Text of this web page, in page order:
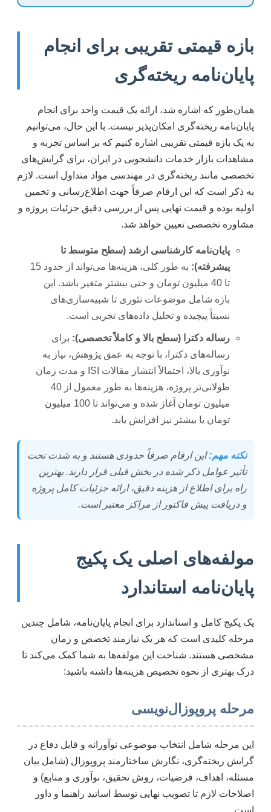
بازه قیمتی تقریبی برای انجام
پایان‌نامه ریخته‌گری
همان‌طور که اشاره شد، ارائه یک قیمت واحد برای انجام
پایان‌نامه ریخته‌گری امکان‌پذیر نیست. با این حال، می‌توانیم
به یک بازه قیمتی تقریبی اشاره کنیم که بر اساس تجربه و
مشاهدات بازار خدمات دانشجویی در ایران، برای گرایش‌های
تخصصی مانند ریخته‌گری در مهندسی مواد متداول است. لازم
به ذکر است که این ارقام صرفاً جهت اطلاع‌رسانی و تخمین
اولیه بوده و قیمت نهایی پس از بررسی دقیق جزئیات پروژه و
مشاوره تخصصی تعیین خواهد شد.
پایان‌نامه کارشناسی ارشد (سطح متوسط تا
پیشرفته):
به طور کلی، هزینه‌ها می‌تواند از حدود 15
تا 40 میلیون تومان و حتی بیشتر متغیر باشد. این
بازه شامل موضوعات تئوری تا شبیه‌سازی‌های
نسبتاً پیچیده و تحلیل داده‌های تجربی است.
رساله دکترا (سطح بالا و کاملاً تخصصی): برای
رساله‌های دکترا، با توجه به عمق پژوهش، نیاز به
نوآوری بالا، احتمالاً انتشار مقالات ISI و مدت زمان
طولانی‌تر پروژه، هزینه‌ها به طور معمول از 40
میلیون تومان آغاز شده و می‌تواند تا 100 میلیون
تومان یا بیشتر نیز افزایش یابد.
نکته مهم:این ارقام صرفاً حدودی هستند و به شدت تحت
تأثیر عوامل ذکر شده در بخش قبلی قرار دارند. بهترین
راه برای اطلاع از هزینه دقیق، ارائه جزئیات کامل پروژه
و دریافت پیش فاکتور از مراکز معتبر است.
مولفه‌های اصلی یک پکیج
پایان‌نامه استاندارد
یک پکیج کامل و استاندارد برای انجام پایان‌نامه، شامل چندین
مرحله کلیدی است که هر یک نیازمند تخصص و زمان
مشخصی هستند. شناخت این مولفه‌ها به شما کمک می‌کند تا
درک بهتری از نحوه تخصیص هزینه‌ها داشته باشید:
مرحله پروپوزال‌نویسی
این مرحله شامل انتخاب موضوعی نوآورانه و قابل دفاع در
گرایش ریخته‌گری، نگارش ساختارمند پروپوزال (شامل بیان
مسئله، اهداف، فرضیات، روش تحقیق، نوآوری و منابع) و
اصلاحات لازم تا تصویب نهایی توسط اساتید راهنما و داور
است.